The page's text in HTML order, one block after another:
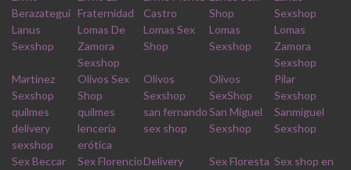
Berazategui Fraternidad
Castro
Shop
Sexshop
Lanus
Sexshop
Lomas De
Zamora
Sexshop
Lomas Sex
Shop
Lomas
Sexshop
Lomas
Zamora
Sexshop
Martinez
Sexshop
Olivos Sex
Shop
Olivos
Sexshop
Olivos
SexShop
Pilar
Sexshop
quilmes
delivery
sexshop
quilmes
lencería
erótica
san fernando
sex shop
San Miguel
Sexshop
Sanmiguel
Sexshop
Sex Beccar
Sex FlorencioDelivery
Sex Floresta Sex shop en